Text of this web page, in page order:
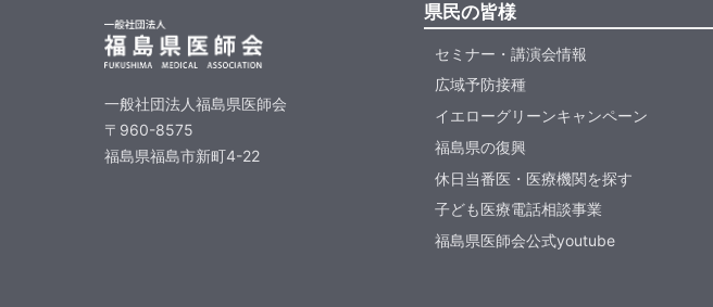
一般社団法人福島県医師会
〒960-8575
福島県福島市新町4-22
県民の皆様
セミナー・講演会情報
広域予防接種
イエローグリーンキャンペーン
福島県の復興
休日当番医・医療機関を探す
子ども医療電話相談事業
福島県医師会公式youtube